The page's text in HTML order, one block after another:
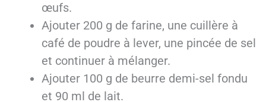
œufs.
Ajouter 200 g de farine, une cuillère à
café de poudre à lever, une pincée de sel
et continuer à mélanger.
Ajouter 100 g de beurre demi-sel fondu
et 90 ml de lait.